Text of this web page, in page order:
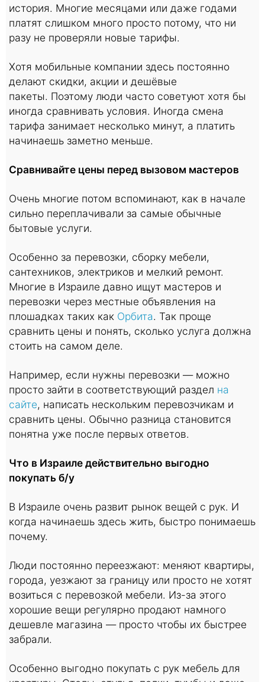
история. Многие месяцами или даже годами
платят слишком много просто потому, что ни
разу не проверяли новые тарифы.
Хотя мобильные компании здесь постоянно
делают скидки, акции и дешёвые
пакеты. Поэтому люди часто советуют хотя бы
иногда сравнивать условия. Иногда смена
тарифа занимает несколько минут, а платить
начинаешь заметно меньше.
Сравнивайте цены перед вызовом мастеров
Очень многие потом вспоминают, как в начале
сильно переплачивали за самые обычные
бытовые услуги.
Особенно за перевозки, сборку мебели,
сантехников, электриков и мелкий ремонт.
Многие в Израиле давно ищут мастеров и
перевозки через местные объявления на
плошадках таких как Орбита. Так проще
сравнить цены и понять, сколько услуга должна
стоить на самом деле.
Например, если нужны перевозки — можно
просто зайти в соответствующий раздел на
сайте, написать нескольким перевозчикам и
сравнить цены. Обычно разница становится
понятна уже после первых ответов.
Что в Израиле действительно выгодно
покупать б/у
В Израиле очень развит рынок вещей с рук. И
когда начинаешь здесь жить, быстро понимаешь
почему.
Люди постоянно переезжают: меняют квартиры,
города, уезжают за границу или просто не хотят
возиться с перевозкой мебели. Из-за этого
хорошие вещи регулярно продают намного
дешевле магазина — просто чтобы их быстрее
забрали.
Особенно выгодно покупать с рук мебель для